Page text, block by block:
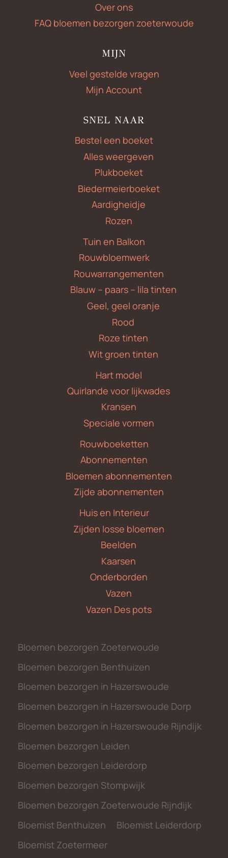
Over ons
FAQ bloemen bezorgen zoeterwoude
MIJN
Veel gestelde vragen
Mijn Account
SNEL NAAR
Bestel een boeket
Alles weergeven
Plukboeket
Biedermeierboeket
Aardigheidje
Rozen
Tuin en Balkon
Rouwbloemwerk
Rouwarrangementen
Blauw – paars – lila tinten
Geel, geel oranje
Rood
Roze tinten
Wit groen tinten
Hart model
Quirlande voor lijkwades
Kransen
Speciale vormen
Rouwboeketten
Abonnementen
Bloemen abonnementen
Zijde abonnementen
Huis en Interieur
Zijden losse bloemen
Beelden
Kaarsen
Onderborden
Vazen
Vazen Des pots
Bloemen bezorgen Zoeterwoude
Bloemen bezorgen Benthuizen
Bloemen bezorgen in Hazerswoude
Bloemen bezorgen in Hazerswoude Dorp
Bloemen bezorgen in Hazerswoude Rijndijk
Bloemen bezorgen Leiden
Bloemen bezorgen Leiderdorp
Bloemen bezorgen Stompwijk
Bloemen bezorgen Zoeterwoude Rijndijk
Bloemist Benthuizen
Bloemist Leiderdorp
Bloemist Zoetermeer